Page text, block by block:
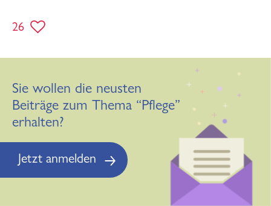
26
Sie wollen die neusten
Beiträge zum Thema “Pflege”
erhalten?
Jetzt anmelden